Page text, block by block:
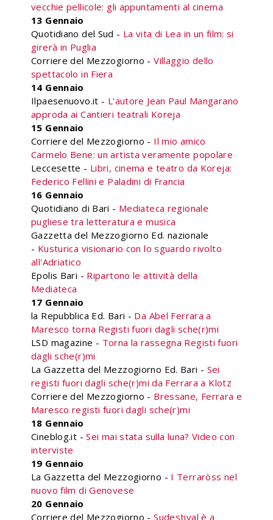
vecchie pellicole: gli appuntamenti al cinema
13 Gennaio
Quotidiano del Sud - La vita di Lea in un film: si
girerà in Puglia
Corriere del Mezzogiorno -Villaggio dello
spettacolo in Fiera
14 Gennaio
Ilpaesenuovo.it - L'autore Jean Paul Mangarano
approda ai Cantieri teatrali Koreja
15 Gennaio
Corriere del Mezzogiorno - Il mio amico
Carmelo Bene: un artista veramente popolare
Leccesette - Libri, cinema e teatro da Koreja:
Federico Fellini e Paladini di Francia
16 Gennaio
Quotidiano di Bari - Mediateca regionale
pugliese tra letteratura e musica
Gazzetta del Mezzogiorno Ed. nazionale
- Kusturica visionario con lo sguardo rivolto
all'Adriatico
Epolis Bari - Ripartono le attività della
Mediateca
17 Gennaio
la Repubblica Ed. Bari - Da Abel Ferrara a
Maresco torna Registi fuori dagli sche(r)mi
LSD magazine - Torna la rassegna Registi fuori
dagli sche(r)mi
La Gazzetta del Mezzogiorno Ed. Bari - Sei
registi fuori dagli sche(r)mi da Ferrara a Klotz
Corriere del Mezzogiorno - Bressane, Ferrara e
Maresco registi fuori dagli sche(r)mi
18 Gennaio
Cineblog.it -Sei mai stata sulla luna? Video con
interviste
19 Gennaio
La Gazzetta del Mezzogiorno - I Terraròss nel
nuovo film di Genovese
20 Gennaio
Corriere del Mezzogiorno -Sudestival è a